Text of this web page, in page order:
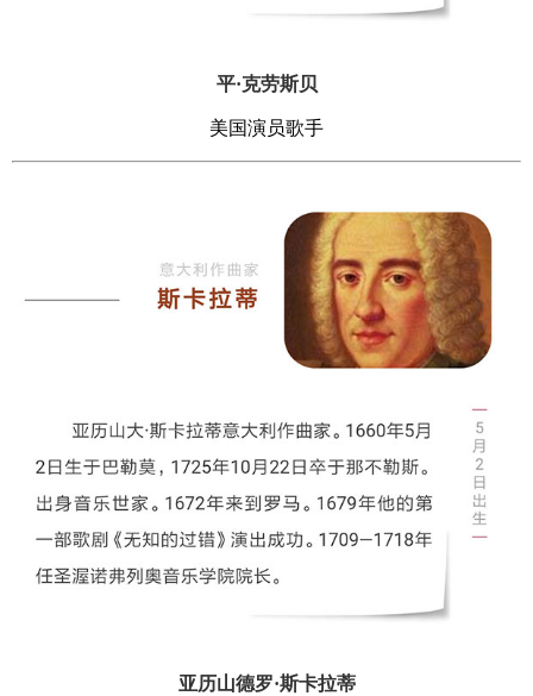
平·克劳斯贝
美国演员歌手
亚历山德罗·斯卡拉蒂